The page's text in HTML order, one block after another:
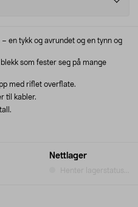
Nettlager
Henter lagerstatus...
en tykk og avrundet og en tynn og
som fester seg på mange
med riflet overflate.
til kabler.